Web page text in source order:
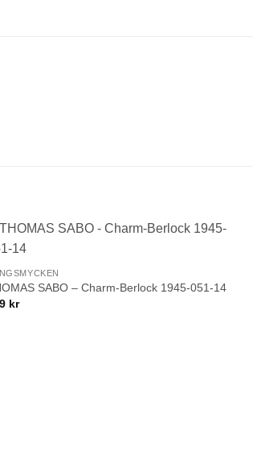
+
SABO – Charm-Berlock 1945-051-14
kr